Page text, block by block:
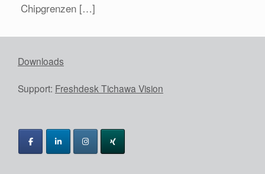
Chipgrenzen […]
Downloads
Support: Freshdesk Tichawa Vision